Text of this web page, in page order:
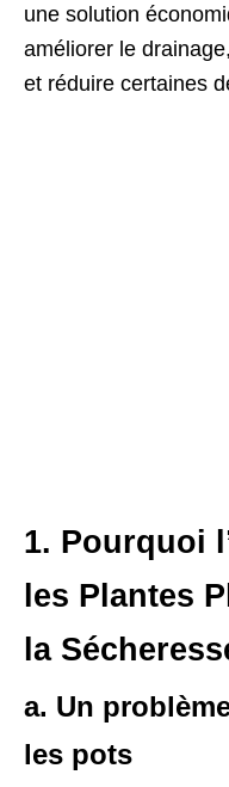
une solution
améliorer le
et réduire certaines
1. Pourquoi
les Plantes
la
a. Un
les pots